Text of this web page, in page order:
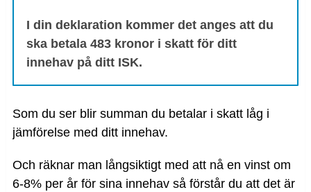
I din deklaration kommer det anges att du
ska betala 483 kronor i skatt för ditt
innehav på ditt ISK.
Som du ser blir summan du betalar i skatt låg i
jämförelse med ditt innehav.
Och räknar man långsiktigt med att nå en vinst om
6-8% per år för sina innehav så förstår du att det är